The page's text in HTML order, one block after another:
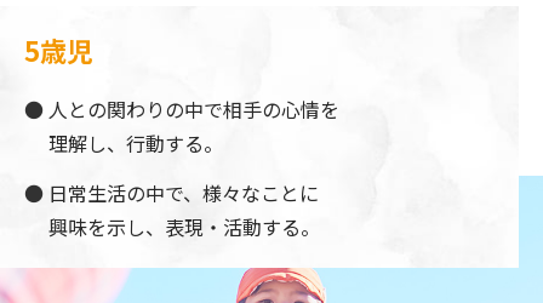
5歳児
人との関わりの中で相手の心情を
理解し、行動する。
日常生活の中で、様々なことに
興味を示し、表現・活動する。